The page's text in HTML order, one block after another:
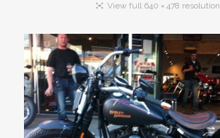
Finance
View full 640 × 478 resolution